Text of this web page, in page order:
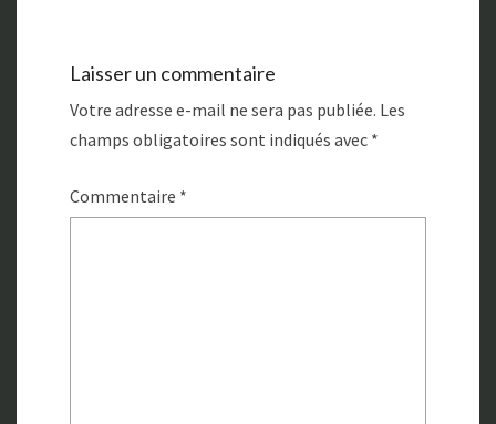
Laisser un commentaire
Votre adresse e-mail ne sera pas publiée. Les
champs obligatoires sont indiqués avec *
Commentaire *